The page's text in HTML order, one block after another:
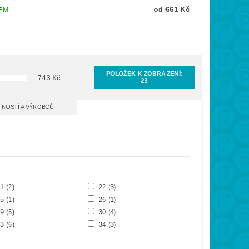
od 661 Kč
743 Kč
POLOŽEK K ZOBRAZENÍ:
23
A VÝROBCŮ
(2) 22 (3)
(1) 26 (1)
(5) 30 (4)
(6) 34 (3)